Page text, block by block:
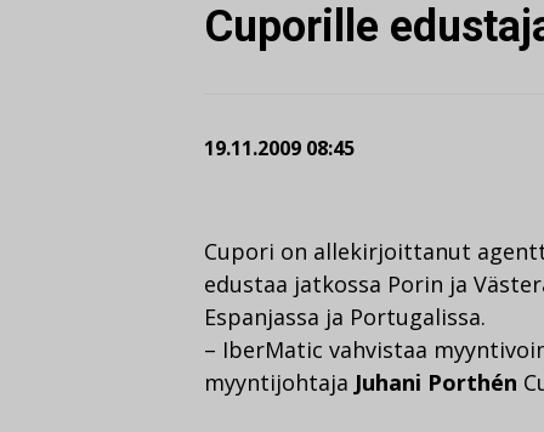
Cuporille
19.11.2009 08:45
Cupori on allekirjoittanut
edustaa jatkossa Porin ja
Espanjassa ja Portugalissa.
– IberMatic vahvistaa
myyntijohtaja Juhani Porthén